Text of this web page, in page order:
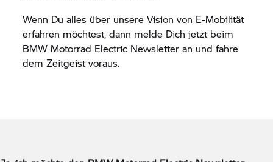
Wenn Du alles über unsere Vision von E-Mobilität
erfahren möchtest, dann melde Dich jetzt beim
BMW Motorrad Electric Newsletter an und fahre
dem Zeitgeist voraus.